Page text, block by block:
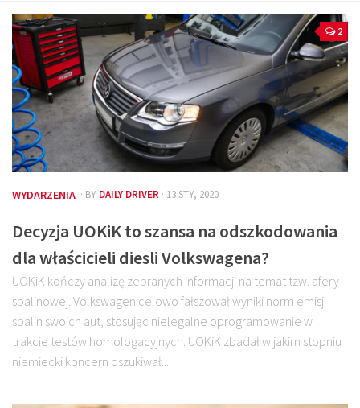
Kalkulatory
Przelicznik mocy
Auto z niemiec
Galerie
2
WYDARZENIA · BY DAILY DRIVER · 13 STY, 2020
Decyzja UOKiK to szansa na odszkodowania
dla właścicieli diesli Volkswagena?
UOKiK kończy analizę zebranych informacji na temat tzw. afery
spalinowej. Volkswagen celowo fałszował wyniki norm emisji
spalin swoich aut, stosując nielegalne oprogramowanie w
trakcie testów homologacyjnych. UOKiK zbadał w jakim stopniu
niemiecki koncern oszukiwał...